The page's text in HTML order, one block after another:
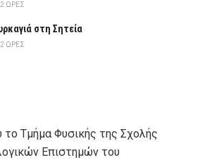
2 ΏΡΕΣ
στη Σητεία
2 ΏΡΕΣ
Τμήμα Φυσικής της Σχολής
Επιστημών του